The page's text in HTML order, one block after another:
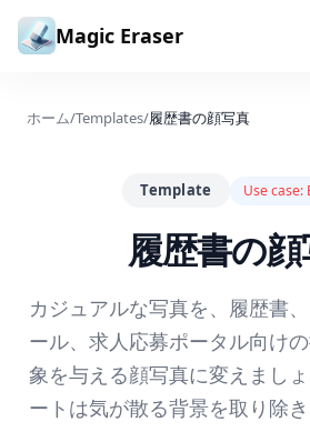
コンテンツへスキップ
Magic Eraser
ホーム/Templates/履歴書の顔写真
Template Use case:
履歴書の
カジュアルな写真を、履歴書
ール、求人応募ポータル向け
象を与える顔写真に変えまし
ートは気が散る背景を取り除